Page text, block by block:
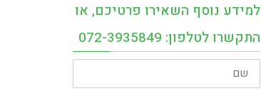
למידע נוסף השאירו פרטיכם, או
התקשרו לטלפון: 072-3935849
שם